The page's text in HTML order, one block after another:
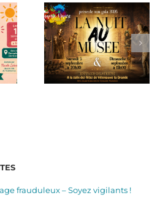
frauduleux – Soyez vigilants !